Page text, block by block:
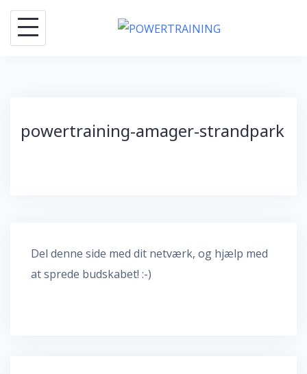
Skip
content
powertraining-amager-strandpark
Del denne side med dit netværk, og hjælp med
at sprede budskabet! :-)